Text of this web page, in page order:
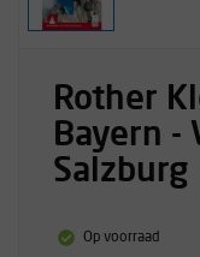
Rother
Bayern -
Salzburg
Op voorraad